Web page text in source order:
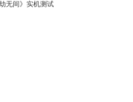
无间》实机测试